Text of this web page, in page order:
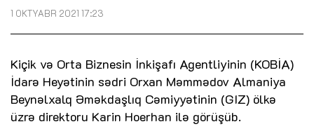
1 OKTYABR 2021 17:23
Kiçik və Orta Biznesin İnkişafı Agentliyinin (KOBİA)
İdarə Heyətinin sədri Orxan Məmmədov Almaniya
Beynəlxalq Əməkdaşlıq Cəmiyyətinin (GIZ) ölkə
üzrə direktoru Karin Hoerhan ilə görüşüb.